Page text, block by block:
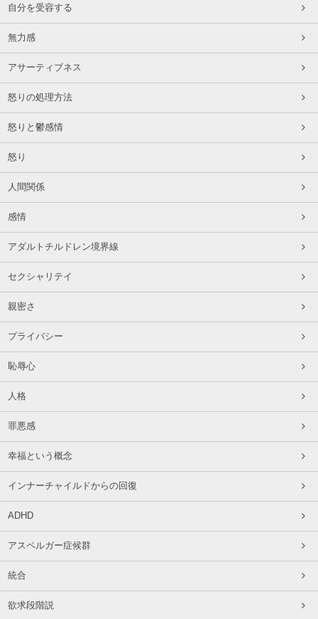
自分を受容する
無力感
アサーティブネス
怒りの処理方法
怒りと鬱感情
怒り
人間関係
感情
アダルトチルドレン境界線
セクシャリテイ
親密さ
プライバシー
恥辱心
人格
罪悪感
幸福という概念
インナーチャイルドからの回復
ADHD
アスペルガー症候群
統合
欲求段階説